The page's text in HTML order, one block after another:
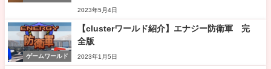
2023年5月4日
ゲームワールド
【clusterワールド紹介】エナジー防衛軍 完
全版
2023年1月5日